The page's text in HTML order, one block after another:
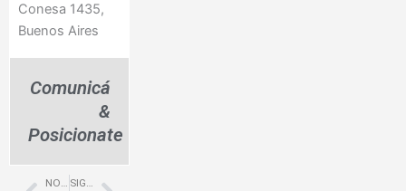
Conesa 1435,
Buenos Aires
Comunicá
&
Posicionate
NOTA ANTERIOR SIGUIENTE NOTA